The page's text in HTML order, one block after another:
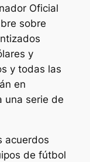
Oficial
sobre
y
y todas las
en
una serie de
acuerdos
de fútbol